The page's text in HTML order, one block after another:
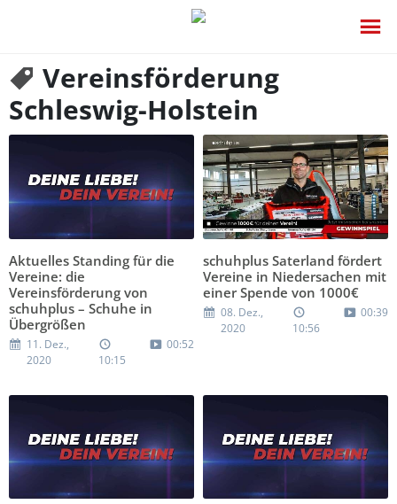
Vereinsförderung
Schleswig-Holstein
Aktuelles Standing für die
Vereine: die
Vereinsförderung von
schuhplus – Schuhe in
Übergrößen
11. Dez.,
2020
10:15
00:52
schuhplus Saterland fördert
Vereine in Niedersachen mit
einer Spende von 1000€
08. Dez.,
2020
10:56
00:39